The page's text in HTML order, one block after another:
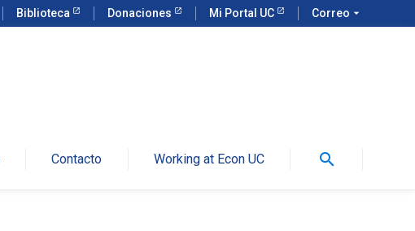
Biblioteca Donaciones Mi Portal UC Correo arrow_drop_down
Contacto Working at Econ UC search